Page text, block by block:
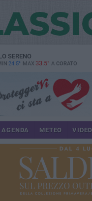
SERENO
24.5° MAX 33.5° A CORATO
AGENDA METEO VIDEO